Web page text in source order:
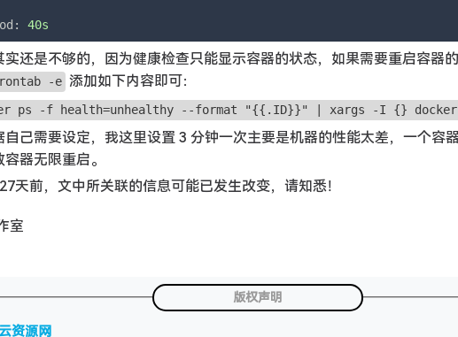
40s
还是不够的，因为健康检查只能显示容器的状态，如果需要重启容器
-e 添加如下内容即可：
ps -f health=unhealthy --format "{{.ID}}" | xargs -I {}
己需要设定，我这里设置 3 分钟一次主要是机器的性能太差，一个容
器无限重启。
天前，文中所关联的信息可能已发生改变，请知悉！
室
版权声明
资源网